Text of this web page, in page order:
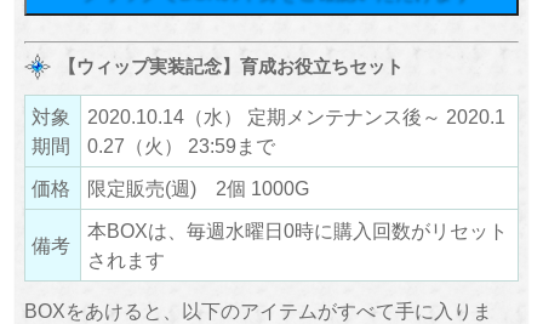
【ウィップ実装記念】育成お役立ちセット
対象
期間
2020.10.14（水） 定期メンテナンス後～ 2020.1
0.27（火） 23:59まで
価格
限定販売(週) 2個 1000G
備考
本BOXは、毎週水曜日0時に購入回数がリセット
されます
BOXをあけると、以下のアイテムがすべて手に入りま